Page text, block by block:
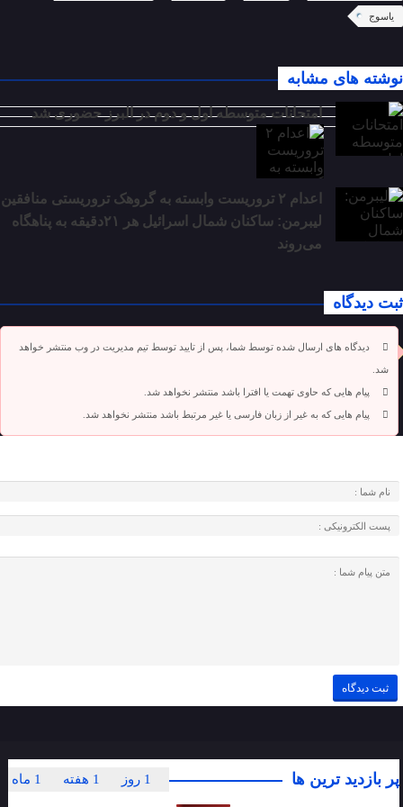
یاسوج
نوشته های مشابه
امتحانات متوسطه اول و دوم در البرز حضوری شد
اعدام ۲ تروریست وابسته به گروهک تروریستی منافقین
لیبرمن: ساکنان شمال اسرائیل هر ۲۱دقیقه به پناهگاه
می‌روند
ثبت دیدگاه
دیدگاه های ارسال شده توسط شما، پس از تایید توسط تیم مدیریت در وب منتشر خواهد
شد.
پیام هایی که حاوی تهمت یا افترا باشد منتشر نخواهد شد.
پیام هایی که به غیر از زبان فارسی یا غیر مرتبط باشد منتشر نخواهد شد.
پر بازدید ترین ها 1 ماه 1 هفته 1 روز